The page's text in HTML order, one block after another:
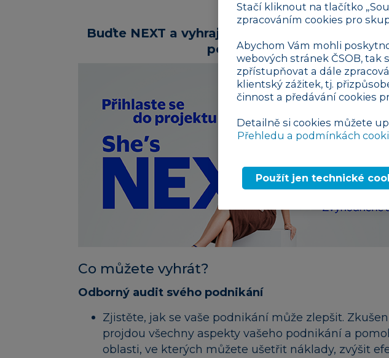
Buďte NEXT a vyhrajte profesionální podporu,
podnikání na novou úroveň.
Co můžete vyhrát?
Odborný audit svého podnikání
Zjistěte, jak se vaše podnikání může zlepšit.
projdou všechny aspekty vašeho podnikání a
oblasti, ve kterých můžete ušetřit náklady, zvýšit
Stačí kliknout na tlačítko
zpracováním cookies pro
Abychom Vám mohli
webových stránek ČSOB, tak
zpřístupňovat a dále
klientský zážitek, tj.
činnost a předávání cookies
Detailně si cookies můžete
Přehledu a podmínkách
Použít jen technické